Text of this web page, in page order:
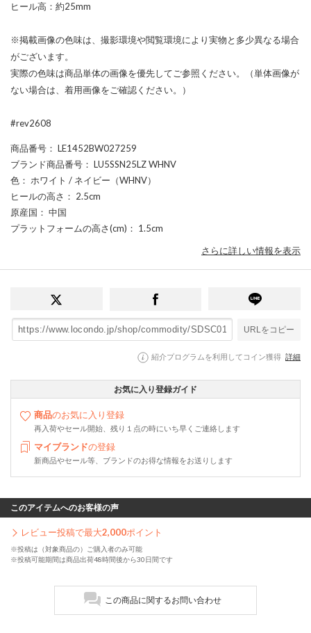
ヒール高：約25mm
※掲載画像の色味は、撮影環境や閲覧環境により実物と多少異なる場合
がございます。
実際の色味は商品単体の画像を優先してご参照ください。（単体画像が
ない場合は、着用画像をご確認ください。）
#rev2608
商品番号 ： LE1452BW027259
ブランド商品番号 ： LU5SSN25LZ WHNV
色 ： ホワイト / ネイビー（WHNV）
ヒールの高さ ： 2.5cm
原産国 ： 中国
プラットフォームの高さ(cm) ： 1.5cm
さらに詳しい情報を表示
URLをコピー
紹介プログラムを利用してコイン獲得 詳細
お気に入り登録ガイド
商品のお気に入り登録
再入荷やセール開始、残り１点の時にいち早くご連絡します
マイブランドの登録
新商品やセール等、ブランドのお得な情報をお送りします
このアイテムへのお客様の声
レビュー投稿で最大2,000ポイント
※投稿は（対象商品の）ご購入者のみ可能
※投稿可能期間は商品出荷48時間後から30日間です
この商品に関するお問い合わせ